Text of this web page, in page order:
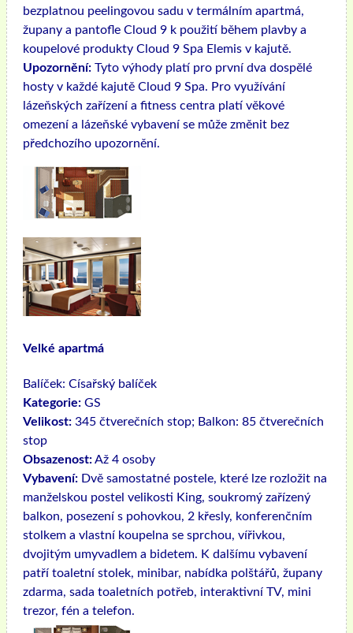
bezplatnou peelingovou sadu v termálním apartmá,
župany a pantofle Cloud 9 k použití během plavby a
koupelové produkty Cloud 9 Spa Elemis v kajutě.
Upozornění: Tyto výhody platí pro první dva dospělé
hosty v každé kajutě Cloud 9 Spa. Pro využívání
lázeňských zařízení a fitness centra platí věkové
omezení a lázeňské vybavení se může změnit bez
předchozího upozornění.
Velké apartmá
Balíček: Císařský balíček
Kategorie: GS
Velikost: 345 čtverečních stop; Balkon: 85 čtverečních
stop
Obsazenost:Až 4 osoby
Vybavení: Dvě samostatné postele, které lze rozložit na
manželskou postel velikosti King, soukromý zařízený
balkon, posezení s pohovkou, 2 křesly, konferenčním
stolkem a vlastní koupelna se sprchou, vířivkou,
dvojitým umyvadlem a bidetem. K dalšímu vybavení
patří toaletní stolek, minibar, nabídka polštářů, župany
zdarma, sada toaletních potřeb, interaktivní TV, mini
trezor, fén a telefon.